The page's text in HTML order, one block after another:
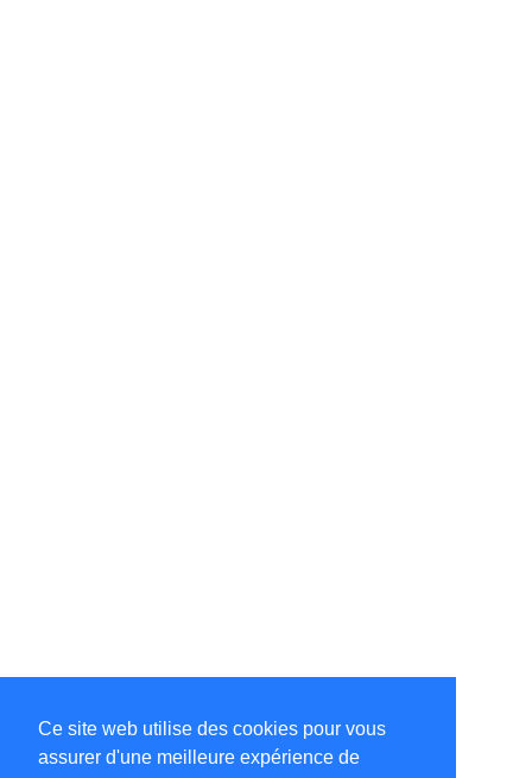
Ce site web utilise des cookies pour vous
assurer d'une meilleure expérience de
©Amélie Pepin. Tous droits réservés.